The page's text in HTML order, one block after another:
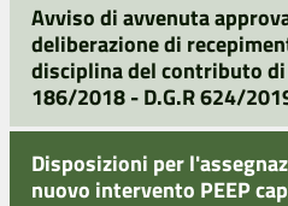
Avviso di avvenuta
deliberazione di
disciplina del contributo
186/2018 - D.G.R 624/
Disposizioni per
nuovo intervento PEEP